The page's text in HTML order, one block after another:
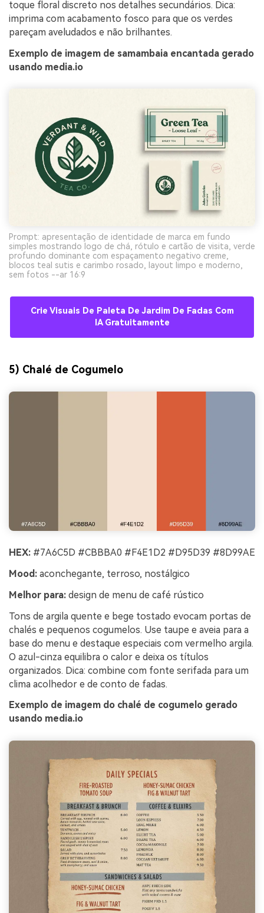
toque floral discreto nos detalhes secundários. Dica:
imprima com acabamento fosco para que os verdes
pareçam aveludados e não brilhantes.
Exemplo de imagem de samambaia encantada gerado
usando media.io
Prompt: apresentação de identidade de marca em fundo
simples mostrando logo de chá, rótulo e cartão de visita, verde
profundo dominante com espaçamento negativo creme,
blocos teal sutis e carimbo rosado, layout limpo e moderno,
sem fotos --ar 16:9
Crie Visuais De Paleta De Jardim De Fadas Com
IA Gratuitamente
5) Chalé de Cogumelo
HEX: #7A6C5D #CBBBA0 #F4E1D2 #D95D39 #8D99AE
Mood: aconchegante, terroso, nostálgico
Melhor para: design de menu de café rústico
Tons de argila quente e bege tostado evocam portas de
chalés e pequenos cogumelos. Use taupe e aveia para a
base do menu e destaque especiais com vermelho argila.
O azul-cinza equilibra o calor e deixa os títulos
organizados. Dica: combine com fonte serifada para um
clima acolhedor e de conto de fadas.
Exemplo de imagem do chalé de cogumelo gerado
usando media.io